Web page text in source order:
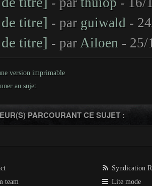
titre] - par guiwald -
titre] - par Ailoen - 25/
version imprimable
au sujet
PARCOURANT CE SUJET :
team
Syndication
Lite mode